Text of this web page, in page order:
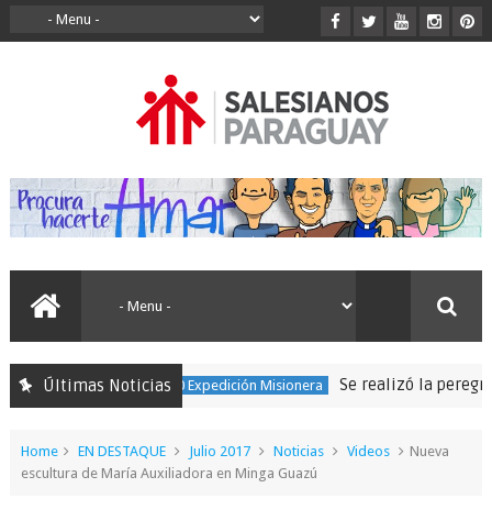
Últimas Noticias150 Expedición Misionera Se realizó la
Home EN DESTAQUE Julio 2017 Noticias Videos
Nueva
escultura de María Auxiliadora en Minga Guazú